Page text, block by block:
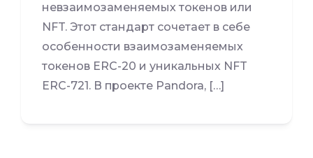
невзаимозаменяемых токенов или
NFT. Этот стандарт сочетает в себе
особенности взаимозаменяемых
токенов ERC-20 и уникальных NFT
ERC-721. В проекте Pandora, […]